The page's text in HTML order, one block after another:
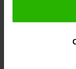
toestemming om
Lees hier meer